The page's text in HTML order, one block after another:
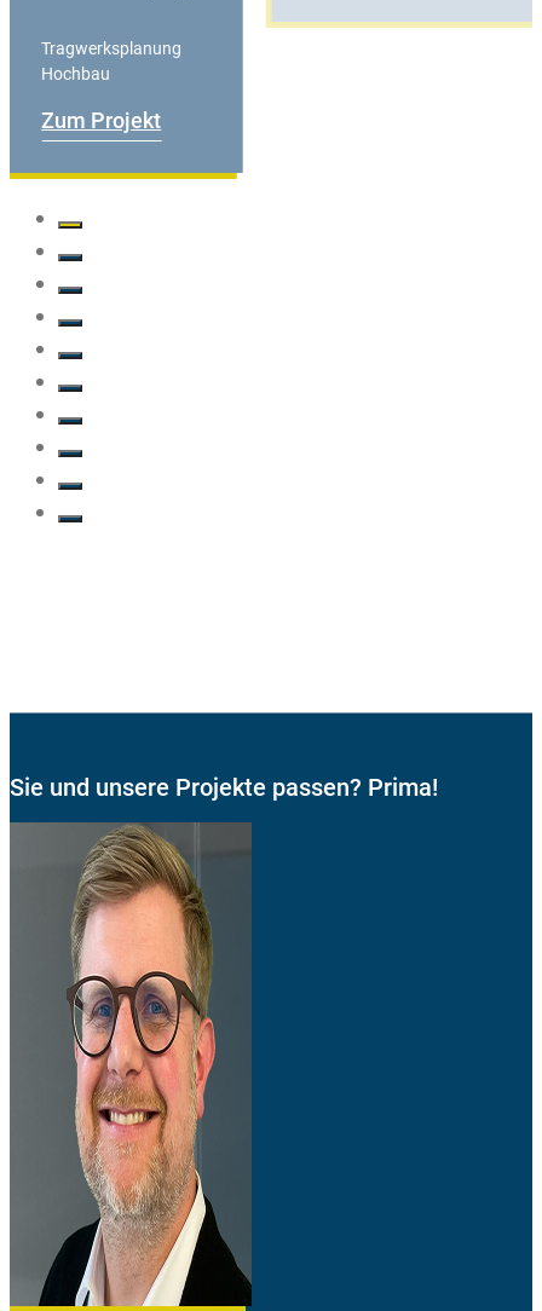
Tragwerksplanung
Hochbau
Zum Projekt
Sie und unsere Projekte passen? Prima!